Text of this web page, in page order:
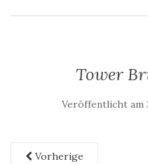
Tower
Veröffentlicht am
Vorherige